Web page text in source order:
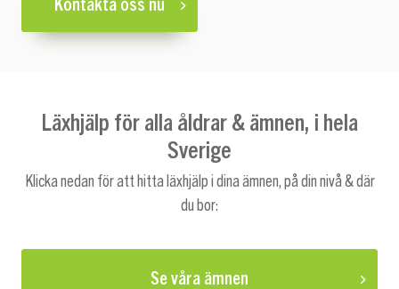
Kontakta oss nu
Läxhjälp för alla åldrar & ämnen, i hela
Sverige
Klicka nedan för att hitta läxhjälp i dina ämnen, på din nivå & där
du bor:
Se våra ämnen